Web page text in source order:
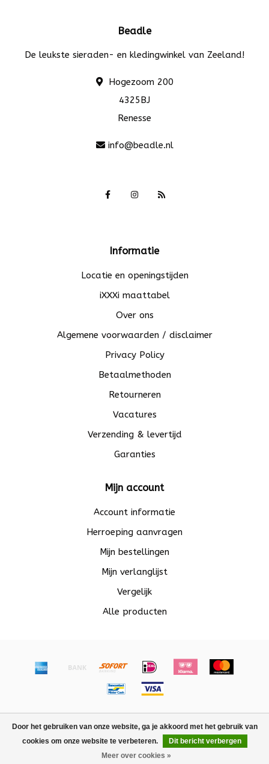
Door het gebruiken van onze website, ga je akkoord met het gebruik van
cookies om onze website te verbeteren.
Dit bericht verbergen
Meer over cookies »
Beadle
De leukste sieraden- en kledingwinkel van Zeeland!
Hogezoom 200
4325BJ
Renesse
info@beadle.nl
Informatie
Locatie en openingstijden
iXXXi maattabel
Over ons
Algemene voorwaarden / disclaimer
Privacy Policy
Betaalmethoden
Retourneren
Vacatures
Verzending & levertijd
Garanties
Mijn account
Account informatie
Herroeping aanvragen
Mijn bestellingen
Mijn verlanglijst
Vergelijk
Alle producten
Lightspeed design
Dyvelopment
FILTERS